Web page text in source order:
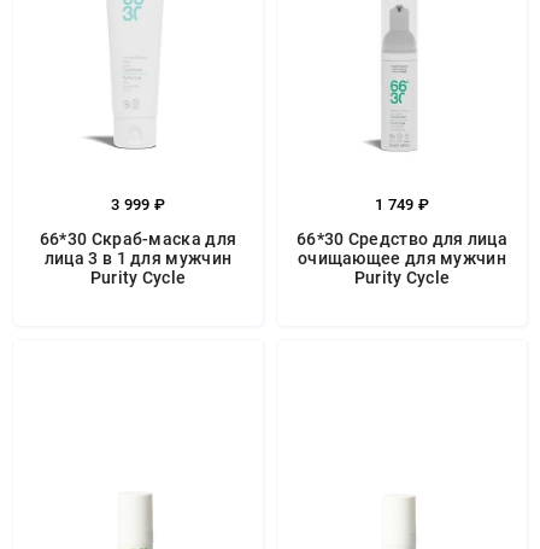
3 999 ₽
66*30 Скраб-маска для
лица 3 в 1 для мужчин
Purity Cycle
1 749 ₽
66*30 Средство для лица
очищающее для мужчин
Purity Cycle